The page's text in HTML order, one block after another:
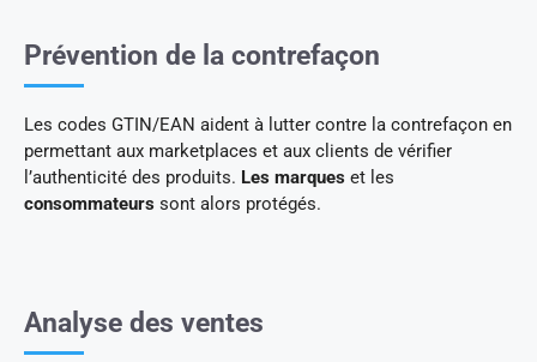
Prévention de la contrefaçon
Les codes GTIN/EAN aident à lutter contre la contrefaçon en
permettant aux marketplaces et aux clients de vérifier
l’authenticité des produits. Les marques et les
consommateurs sont alors protégés.
Analyse des ventes